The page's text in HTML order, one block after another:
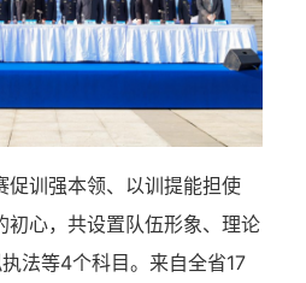
促训强本领、以训提能担使
初心，共设置队伍形象、理论
法等4个科目。来自全省17